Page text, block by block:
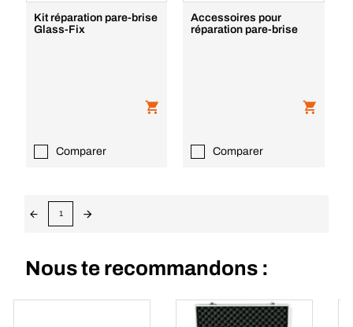
Kit réparation pare-brise
Glass-Fix
Comparer
Accessoires pour
réparation pare-brise
Comparer
1
Nous te recommandons :